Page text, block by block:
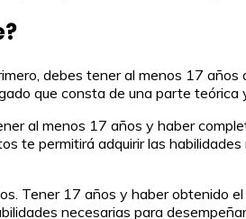
debes tener al menos 17
que consta de una parte teórica
al menos 17 años y haber
te permitirá adquirir las
Tener 17 años y haber obtenido
necesarias para